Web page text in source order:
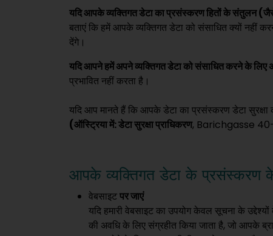
यदि आपके व्यक्तिगत डेटा का प्रसंस्करण हितों के संतुलन
बताएं कि हमें आपके व्यक्तिगत डेटा को संसाधित क्यों नहीं
देंगे।
यदि आपने हमें अपने व्यक्तिगत डेटा को संसाधित करने के
प्रभावित नहीं करता है।
यदि आप मानते हैं कि आपके डेटा का प्रसंस्करण डेटा सुरक्षा
(ऑस्ट्रिया में: डेटा सुरक्षा प्राधिकरण, Barichgasse 40-
आपके व्यक्तिगत डेटा के प्रसंस्करण के
वेबसाइटपर जाएं
यदि हमारी वेबसाइट का उपयोग केवल सूचना के
की अवधि के लिए संग्रहीत किया जाता है, जो आपके